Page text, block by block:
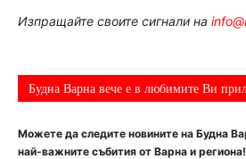
Изпращайте своите сигнали на
Будна Варна вече е в любимите Ви
Можете да следите новините на Будна
най-важните събития от Варна и региона!